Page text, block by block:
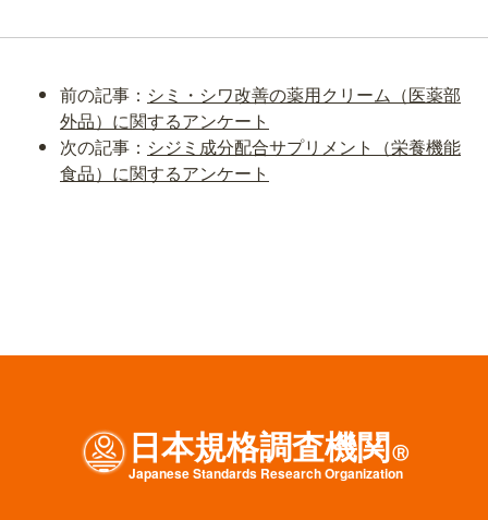
前の記事： シミ・シワ改善の薬用クリーム（医薬部
外品）に関するアンケート
次の記事： シジミ成分配合サプリメント（栄養機能
食品）に関するアンケート
日本規格調査機関Ⓡ
JapaneseStandardsResearchOrganization